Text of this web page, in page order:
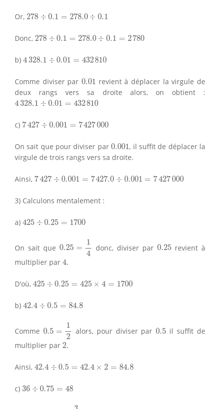
Or, 278 ÷ 0.1 = 278.0 ÷ 0.1
278 ÷ 0.1 278.0÷ 0.1
Donc, 278 ÷ 0.1 = 278.0 ÷ 0.1 = 2780
278 ÷ 0.1 278.0÷ 0.1 = 780
b) 4328.1 ÷ 0.01 = 432810
4 328.1 ÷ 0.01 432810
Comme diviser par 0.01
0.01 revient à déplacer la virgule de
deux rangs vers sa droite alors, on obtient :
4328.1 ÷ 0.01 = 432810
4 328.1 ÷ 0.01 432810
c) 7427 ÷ 0.001 = 7427000
7 427 ÷ 0.001 427000
On sait que pour diviser par0.001
0.001 , il suffit de déplacer la
virgule de trois rangs vers sa droite.
Ainsi, 7427 ÷ 0.001 = 7427.0 ÷ 0.001 = 7427000
7 427 ÷ 0.001 427.0÷ 0.001= 427000
3) Calculons mentalement :
a) 425 ÷ 0.25 = 1700
425 ÷ 0.25 1700
On sait que 0.25 =
1
4
4
donc, diviser par0.25
0.25 revient à
multiplier par 4.
4.
D'où, 425 ÷ 0.25 = 425 × 4 = 1700
425 ÷ 0.25 425× 4 =1700
b) 42.4 ÷ 0.5 = 84.8
42.4 ÷ 0.5 84.8
Comme 0.5 =
1
2
2
alors, pour diviser par0.5
0.5 il suffit de
multiplier par 2.
2.
Ainsi, 42.4 ÷ 0.5 = 42.4 × 2 = 84.8
42.4 ÷ 0.5 42.4 × 2=84.8
c) 36 ÷ 0.75 = 48
36 ÷ 0.75 48
4